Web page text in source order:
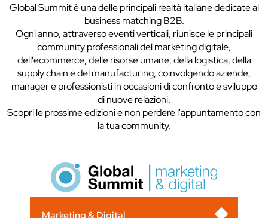
Global Summit è una delle principali realtà italiane dedicate al
business matching B2B.
Ogni anno, attraverso eventi verticali, riunisce le principali
community professionali del marketing digitale,
dell'ecommerce, delle risorse umane, della logistica, della
supply chain e del manufacturing, coinvolgendo aziende,
manager e professionisti in occasioni di confronto e sviluppo
di nuove relazioni.
Scopri le prossime edizioni e non perdere l'appuntamento con
la tua community.
Marketing & Digital